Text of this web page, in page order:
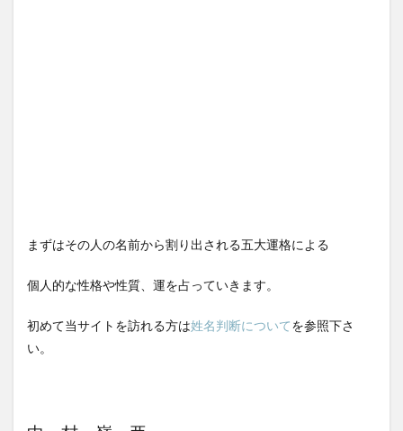
まずはその人の名前から割り出される五大運格による
個人的な性格や性質、運を占っていきます。
初めて当サイトを訪れる方は姓名判断についてを参照下さ
い。